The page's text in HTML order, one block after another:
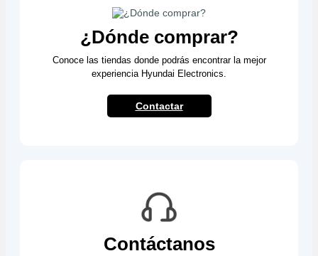
¿Dónde comprar?
Conoce las tiendas donde podrás encontrar la mejor
experiencia Hyundai Electronics.
Contactar
Contáctanos